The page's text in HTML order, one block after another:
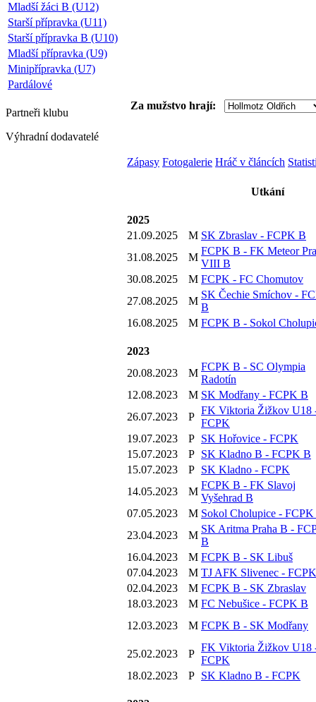
Mladší žáci B (U12)
Starší přípravka (U11)
Starší přípravka B (U10)
Mladší přípravka (U9)
Minipřípravka (U7)
Pardálové
Partneři klubu
Výhradní dodavatelé
Za mužstvo hrají:
Zápasy Fotogalerie Hráč v článcích
Utkání
2025
21.09.2025
M SK Zbraslav - FCPK B
31.08.2025
M
FCPK B - FK Meteor
VIII B
30.08.2025
M FCPK - FC Chomutov
27.08.2025
M
SK Čechie Smíchov -
B
16.08.2025
M FCPK B - Sokol
2023
20.08.2023
M
FCPK B - SC Olympia
Radotín
12.08.2023
M SK Modřany - FCPK B
26.07.2023
P
FK Viktoria Žižkov U18
FCPK
19.07.2023
P SK Hořovice - FCPK
15.07.2023
P SK Kladno B - FCPK B
15.07.2023
P SK Kladno - FCPK
14.05.2023
M
FCPK B - FK Slavoj
Vyšehrad B
07.05.2023
M Sokol Cholupice -
23.04.2023
M
SK Aritma Praha B -
B
16.04.2023
M FCPK B - SK Libuš
07.04.2023
M TJ AFK Slivenec -
02.04.2023
M FCPK B - SK Zbraslav
18.03.2023
M FC Nebušice - FCPK B
12.03.2023
M FCPK B - SK Modřany
25.02.2023 P
FK Viktoria Žižkov U18
FCPK
18.02.2023
P SK Kladno B - FCPK